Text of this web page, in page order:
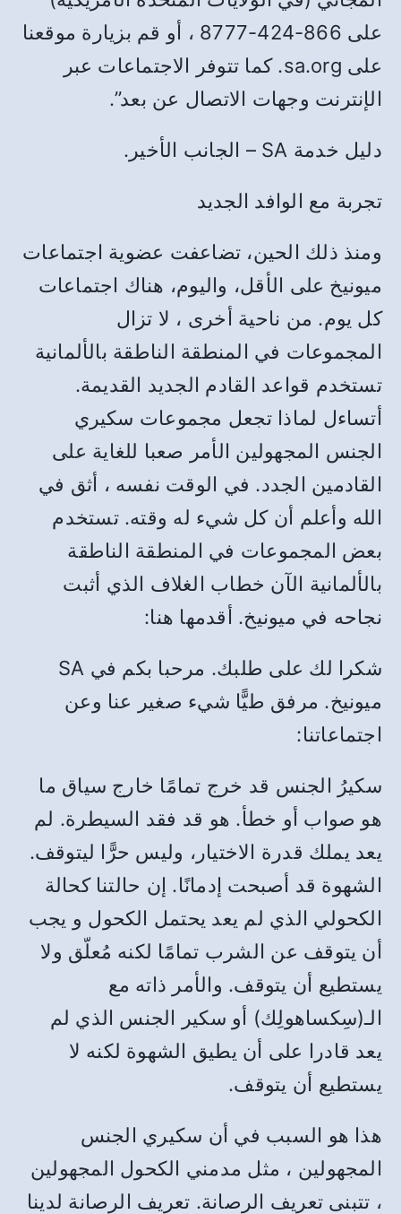
على 866-424-8777 ، أو قم بزيارة موقعنا
على sa.org. كما تتوفر الاجتماعات عبر
الإنترنت وجهات الاتصال عن بعد”.
دليل خدمة SA – الجانب الأخير.
تجربة مع الوافد الجديد
ومنذ ذلك الحين، تضاعفت عضوية اجتماعات
ميونيخ على الأقل، واليوم، هناك اجتماعات
كل يوم. من ناحية أخرى ، لا تزال
المجموعات في المنطقة الناطقة بالألمانية
تستخدم قواعد القادم الجديد القديمة.
أتساءل لماذا تجعل مجموعات سكيري
الجنس المجهولين الأمر صعبا للغاية على
القادمين الجدد. في الوقت نفسه ، أثق في
الله وأعلم أن كل شيء له وقته. تستخدم
بعض المجموعات في المنطقة الناطقة
بالألمانية الآن خطاب الغلاف الذي أثبت
نجاحه في ميونيخ. أقدمها هنا:
شكرا لك على طلبك. مرحبا بكم في SA
ميونيخ. مرفق طيًّا شيء صغير عنا وعن
اجتماعاتنا:
سكيرُ الجنس قد خرج تمامًا خارج سياق ما
هو صواب أو خطأ. هو قد فقد السيطرة. لم
يعد يملك قدرة الاختيار، وليس حرًّا ليتوقف.
الشهوة قد أصبحت إدمانًا. إن حالتنا كحالة
الكحولي الذي لم يعد يحتمل الكحول و يجب
أن يتوقف عن الشرب تمامًا لكنه مُعلّق ولا
يستطيع أن يتوقف. والأمر ذاته مع
الـ(سِكساهولِك) أو سكير الجنس الذي لم
يعد قادرا على أن يطيق الشهوة لكنه لا
يستطيع أن يتوقف.
هذا هو السبب في أن سكيري الجنس
المجهولين ، مثل مدمني الكحول المجهولين
، تتبنى تعريف الرصانة. تعريف الرصانة لدينا